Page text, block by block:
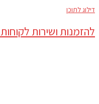
דילוג לתוכן
להזמנות ושירות לקוחות 058-4996068